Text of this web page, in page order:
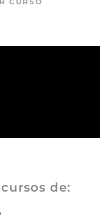
de: